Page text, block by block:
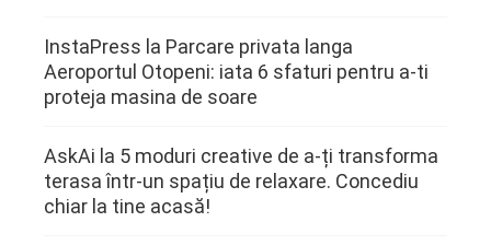
InstaPress la Parcare privata langa
Aeroportul Otopeni: iata 6 sfaturi pentru a-ti
proteja masina de soare
AskAi la 5 moduri creative de a-ți transforma
terasa într-un spațiu de relaxare. Concediu
chiar la tine acasă!